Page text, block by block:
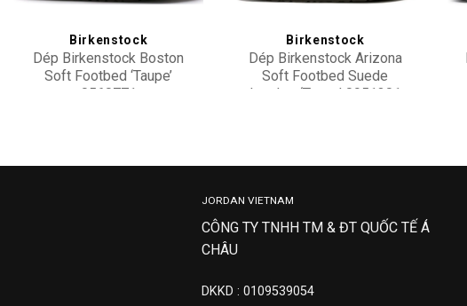
Birkenstock
Dép Birkenstock Boston
Soft Footbed ‘Taupe’
0560771
Birkenstock
Dép Birkenstock Arizona
Soft Footbed Suede
Leather ‘Taupe’ 0951301
JORDAN VIETNAM
CÔNG TY TNHH TM & ĐT QUỐC TẾ Á
CHÂU
DKKD : 0109539054